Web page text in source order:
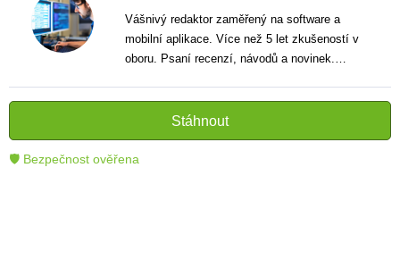
Vášnivý redaktor zaměřený na software a
mobilní aplikace. Více než 5 let zkušeností v
oboru. Psaní recenzí, návodů a novinek.
pomáhají čtenářům lépe porozumět a využít
moderní technologie.
Stáhnout
🛡 Bezpečnost ověřena